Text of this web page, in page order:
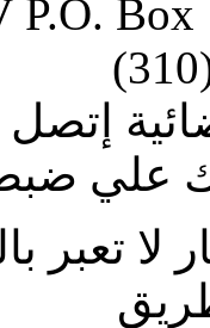
P.O. Box
إتصل
علي
لا